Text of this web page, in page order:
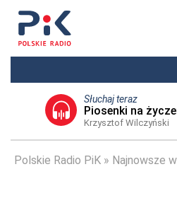
Słuchaj teraz
Piosenki na
Krzysztof Wilczyński
Polskie Radio PiK Najnowsze